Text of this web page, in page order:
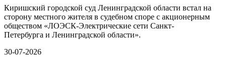
Киришский городской суд Ленинградской области встал на
сторону местного жителя в судебном споре с акционерным
обществом «ЛОЭСК-Электрические сети Санкт-
Петербурга и Ленинградской области».
30-07-2026